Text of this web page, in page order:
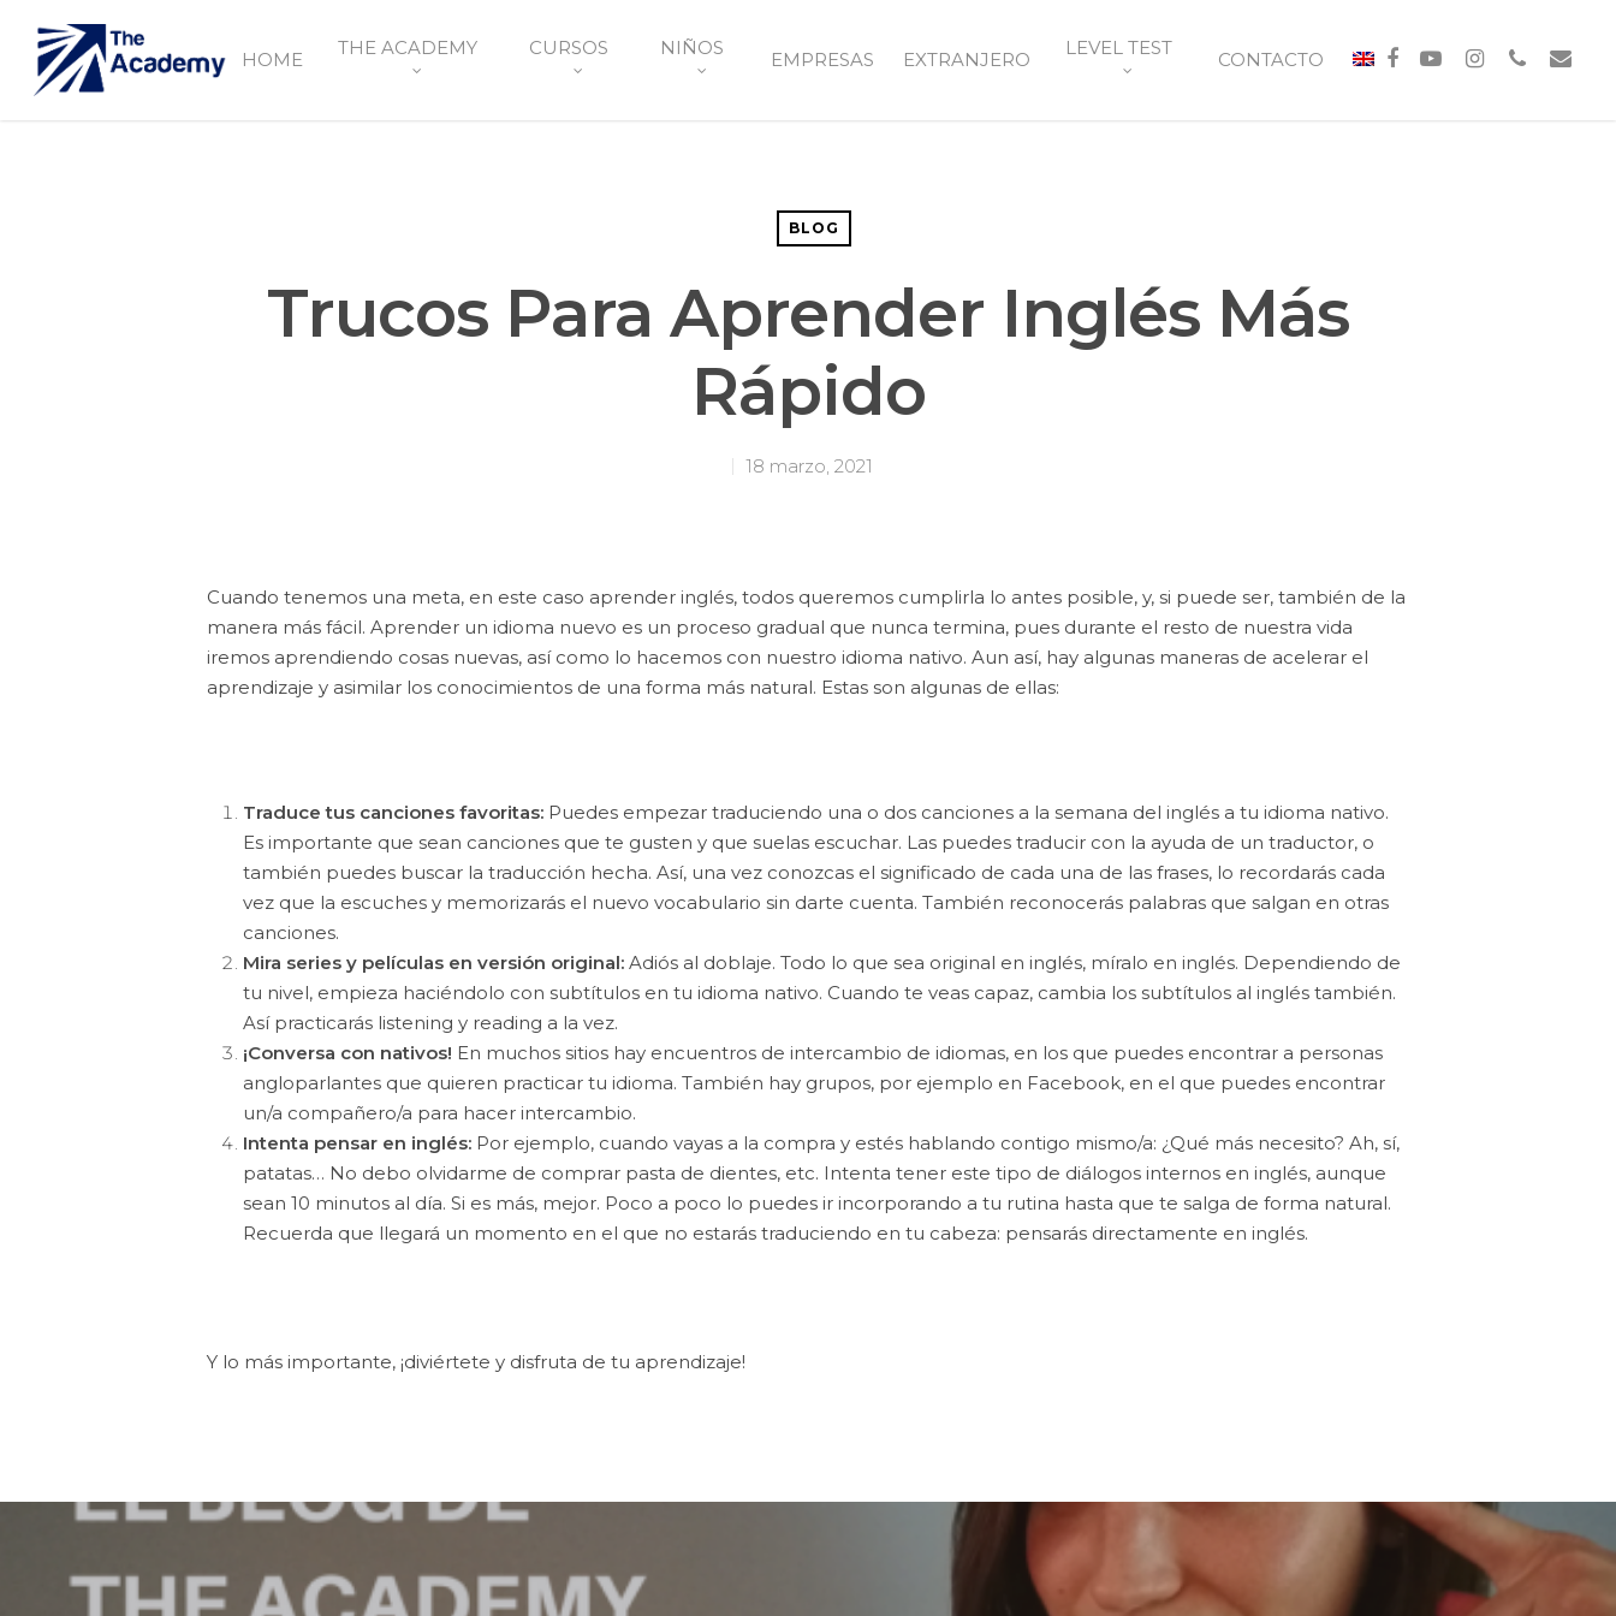
HOME
THE ACADEMY CURSOS NIÑOS
EMPRESAS EXTRANJERO
LEVEL TEST
CONTACTO
BLOG
Trucos Para Aprender Inglés Más
Rápido
18 marzo, 2021
Cuando tenemos una meta, en este caso aprender inglés, todos queremos cumplirla lo antes posible, y, si puede ser, también de la
manera más fácil. Aprender un idioma nuevo es un proceso gradual que nunca termina, pues durante el resto de nuestra vida
iremos aprendiendo cosas nuevas, así como lo hacemos con nuestro idioma nativo. Aun así, hay algunas maneras de acelerar el
aprendizaje y asimilar los conocimientos de una forma más natural. Estas son algunas de ellas:
Traduce tus canciones favoritas: Puedes empezar traduciendo una o dos canciones a la semana del inglés a tu idioma nativo.
Es importante que sean canciones que te gusten y que suelas escuchar. Las puedes traducir con la ayuda de un traductor, o
también puedes buscar la traducción hecha. Así, una vez conozcas el significado de cada una de las frases, lo recordarás cada
vez que la escuches y memorizarás el nuevo vocabulario sin darte cuenta. También reconocerás palabras que salgan en otras
canciones.
Mira series y películas en versión original: Adiós al doblaje. Todo lo que sea original en inglés, míralo en inglés. Dependiendo de
tu nivel, empieza haciéndolo con subtítulos en tu idioma nativo. Cuando te veas capaz, cambia los subtítulos al inglés también.
Así practicarás listening y reading a la vez.
¡Conversa con nativos! En muchos sitios hay encuentros de intercambio de idiomas, en los que puedes encontrar a personas
angloparlantes que quieren practicar tu idioma. También hay grupos, por ejemplo en Facebook, en el que puedes encontrar
un/a compañero/a para hacer intercambio.
Intenta pensar en inglés: Por ejemplo, cuando vayas a la compra y estés hablando contigo mismo/a: ¿Qué más necesito? Ah, sí,
patatas… No debo olvidarme de comprar pasta de dientes, etc. Intenta tener este tipo de diálogos internos en inglés, aunque
sean 10 minutos al día. Si es más, mejor. Poco a poco lo puedes ir incorporando a tu rutina hasta que te salga de forma natural.
Recuerda que llegará un momento en el que no estarás traduciendo en tu cabeza: pensarás directamente en inglés.
Y lo más importante, ¡diviértete y disfruta de tu aprendizaje!